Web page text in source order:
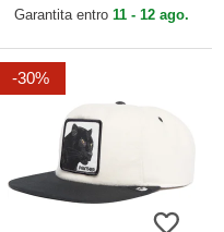
Bros.
Garantita entro 11 - 12 ago.
-30%